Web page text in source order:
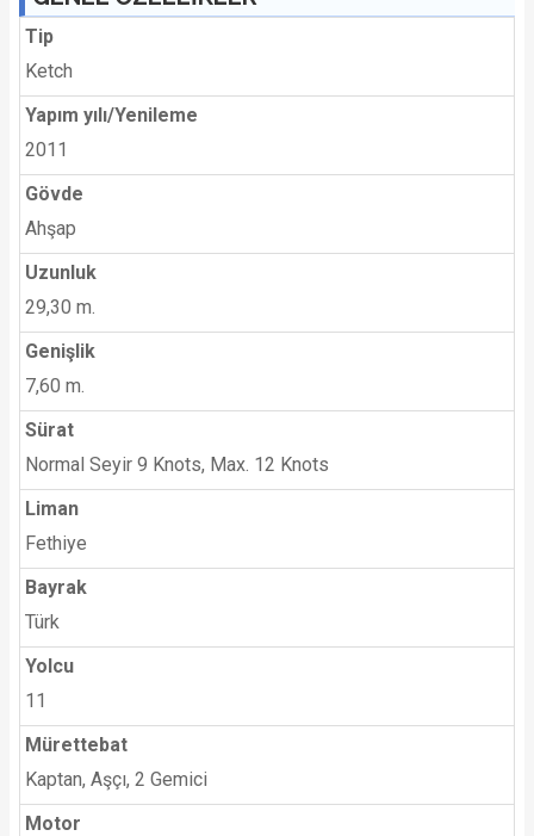
Tip
Ketch
Yapım yılı/Yenileme
2011
Gövde
Ahşap
Uzunluk
29,30 m.
Genişlik
7,60 m.
Sürat
Normal Seyir 9 Knots, Max. 12 Knots
Liman
Fethiye
Bayrak
Türk
Yolcu
11
Mürettebat
Kaptan, Aşçı, 2 Gemici
Motor